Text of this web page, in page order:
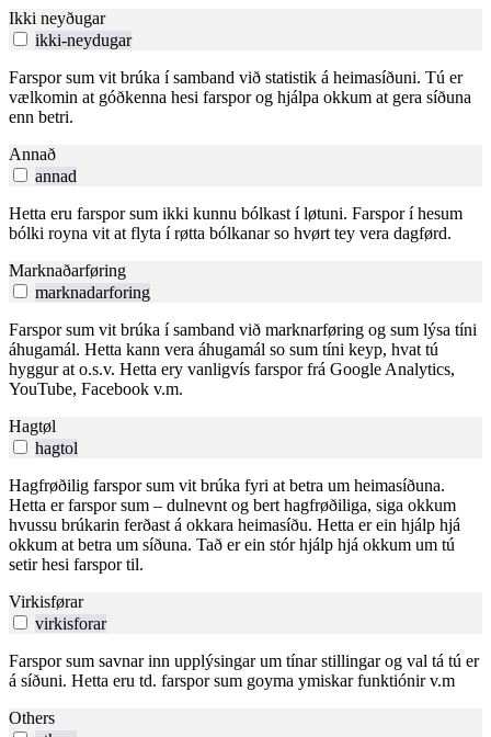
Ikki neyðugar
ikki-neydugar
Farspor sum vit brúka í samband við statistik á heimasíðuni. Tú er
vælkomin at góðkenna hesi farspor og hjálpa okkum at gera síðuna
enn betri.
Annað
annad
Hetta eru farspor sum ikki kunnu bólkast í løtuni. Farspor í hesum
bólki royna vit at flyta í røtta bólkanar so hvørt tey vera dagførd.
Marknaðarføring
marknadarforing
Farspor sum vit brúka í samband við marknarføring og sum lýsa tíni
áhugamál. Hetta kann vera áhugamál so sum tíni keyp, hvat tú
hyggur at o.s.v. Hetta ery vanligvís farspor frá Google Analytics,
YouTube, Facebook v.m.
Hagtøl
hagtol
Hagfrøðilig farspor sum vit brúka fyri at betra um heimasíðuna.
Hetta er farspor sum – dulnevnt og bert hagfrøðiliga, siga okkum
hvussu brúkarin ferðast á okkara heimasíðu. Hetta er ein hjálp hjá
okkum at betra um síðuna. Tað er ein stór hjálp hjá okkum um tú
setir hesi farspor til.
Virkisførar
virkisforar
Farspor sum savnar inn upplýsingar um tínar stillingar og val tá tú er
á síðuni. Hetta eru td. farspor sum goyma ymiskar funktiónir v.m
Others